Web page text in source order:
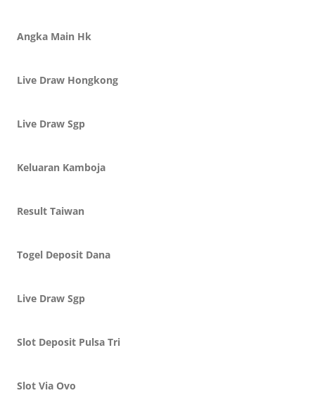
Angka Main Hk
Live Draw Hongkong
Live Draw Sgp
Keluaran Kamboja
Result Taiwan
Togel Deposit Dana
Live Draw Sgp
Slot Deposit Pulsa Tri
Slot Via Ovo